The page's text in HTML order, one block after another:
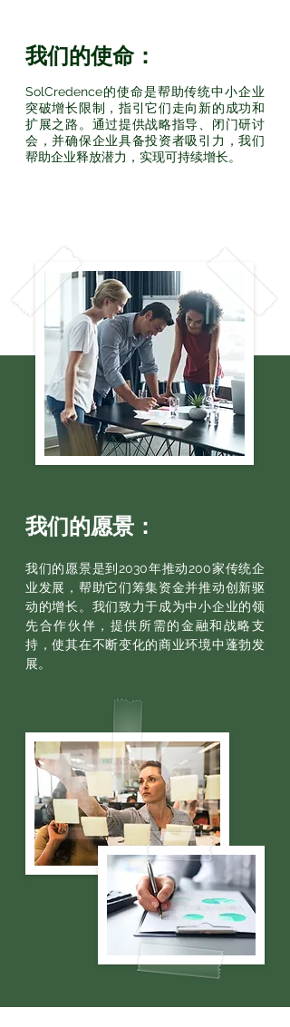
我们的使命：
SolCredence的使命是帮助传统中小企业
突破增长限制，指引它们走向新的成功和
扩展之路。通过提供战略指导、闭门研讨
会，并确保企业具备投资者吸引力，我们
帮助企业释放潜力，实现可持续增长。
我们的愿景：
我们的愿景是到2030年推动200家传统企
业发展，帮助它们筹集资金并推动创新驱
动的增长。我们致力于成为中小企业的领
先合作伙伴，提供所需的金融和战略支
持，使其在不断变化的商业环境中蓬勃发
展。